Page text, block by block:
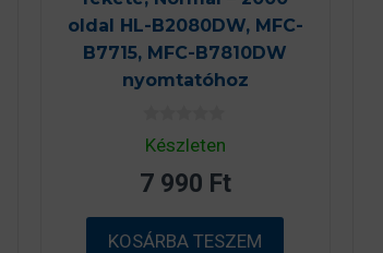
oldal HL-B2080DW, MFC-
B7715, MFC-B7810DW
nyomtatóhoz
0
a
5
-
ő
l
Készleten
7 990 Ft
KOSÁRBA TESZEM